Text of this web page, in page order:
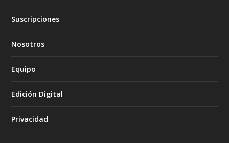
Suscripciones
Nosotros
Equipo
Edición Digital
Privacidad